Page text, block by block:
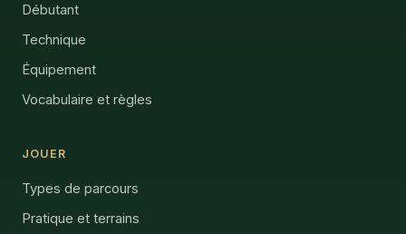
Débutant
Technique
Équipement
Vocabulaire et règles
JOUER
Types de parcours
Pratique et terrains